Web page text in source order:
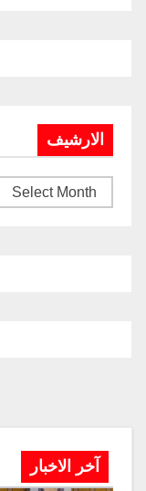
الارشيف
آخر الاخبار